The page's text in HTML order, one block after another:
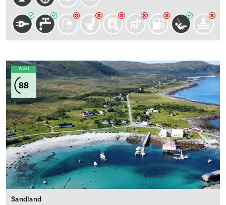
Wind
88
Sandland